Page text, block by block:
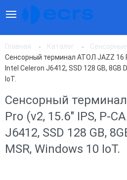
Главная Каталог
Сенсорный терминал АТОЛ JAZZ 16
Intel Celeron J6412, SSD 128 GB, 8GB
IoT.
Сенсорный
Pro (v2, 15.6" IPS, P-
J6412, SSD 128 GB,
MSR, Windows 10 IoT.